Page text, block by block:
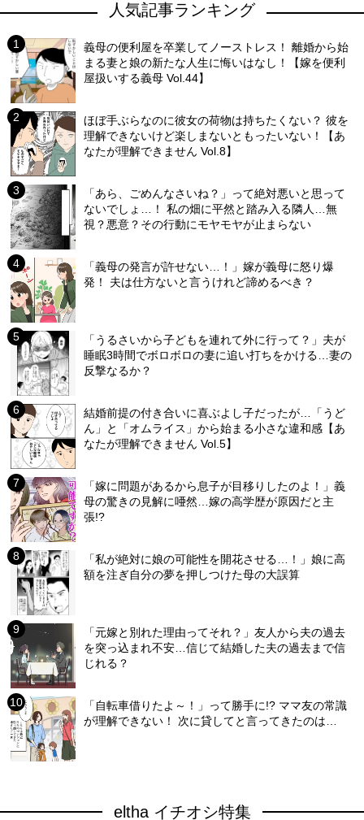
人気記事ランキング
義母の便利屋を卒業してノーストレス！ 離婚から始
まる妻と娘の新たな人生に悔いはなし！【嫁を便利
屋扱いする義母 Vol.44】
ほぼ手ぶらなのに彼女の荷物は持ちたくない？ 彼を
理解できないけど楽しまないともったいない！【あ
なたが理解できません Vol.8】
「あら、ごめんなさいね？」って絶対悪いと思って
ないでしょ…！ 私の畑に平然と踏み入る隣人…無
視？悪意？その行動にモヤモヤが止まらない
「義母の発言が許せない…！」嫁が義母に怒り爆
発！ 夫は仕方ないと言うけれど諦めるべき？
「うるさいから子どもを連れて外に行って？」夫が
睡眠3時間でボロボロの妻に追い打ちをかける…妻の
反撃なるか？
結婚前提の付き合いに喜ぶよし子だったが…「うど
ん」と「オムライス」から始まる小さな違和感【あ
なたが理解できません Vol.5】
「嫁に問題があるから息子が目移りしたのよ！」義
母の驚きの見解に唖然…嫁の高学歴が原因だと主
張!?
「私が絶対に娘の可能性を開花させる…！」娘に高
額を注ぎ自分の夢を押しつけた母の大誤算
「元嫁と別れた理由ってそれ？」友人から夫の過去
を突っ込まれ不安…信じて結婚した夫の過去まで信
じれる？
「自転車借りたよ～！」って勝手に!? ママ友の常識
が理解できない！ 次に貸してと言ってきたのは…
eltha イチオシ特集